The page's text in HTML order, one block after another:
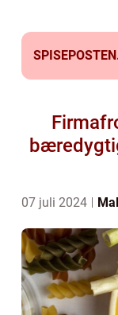
07 juli 2024